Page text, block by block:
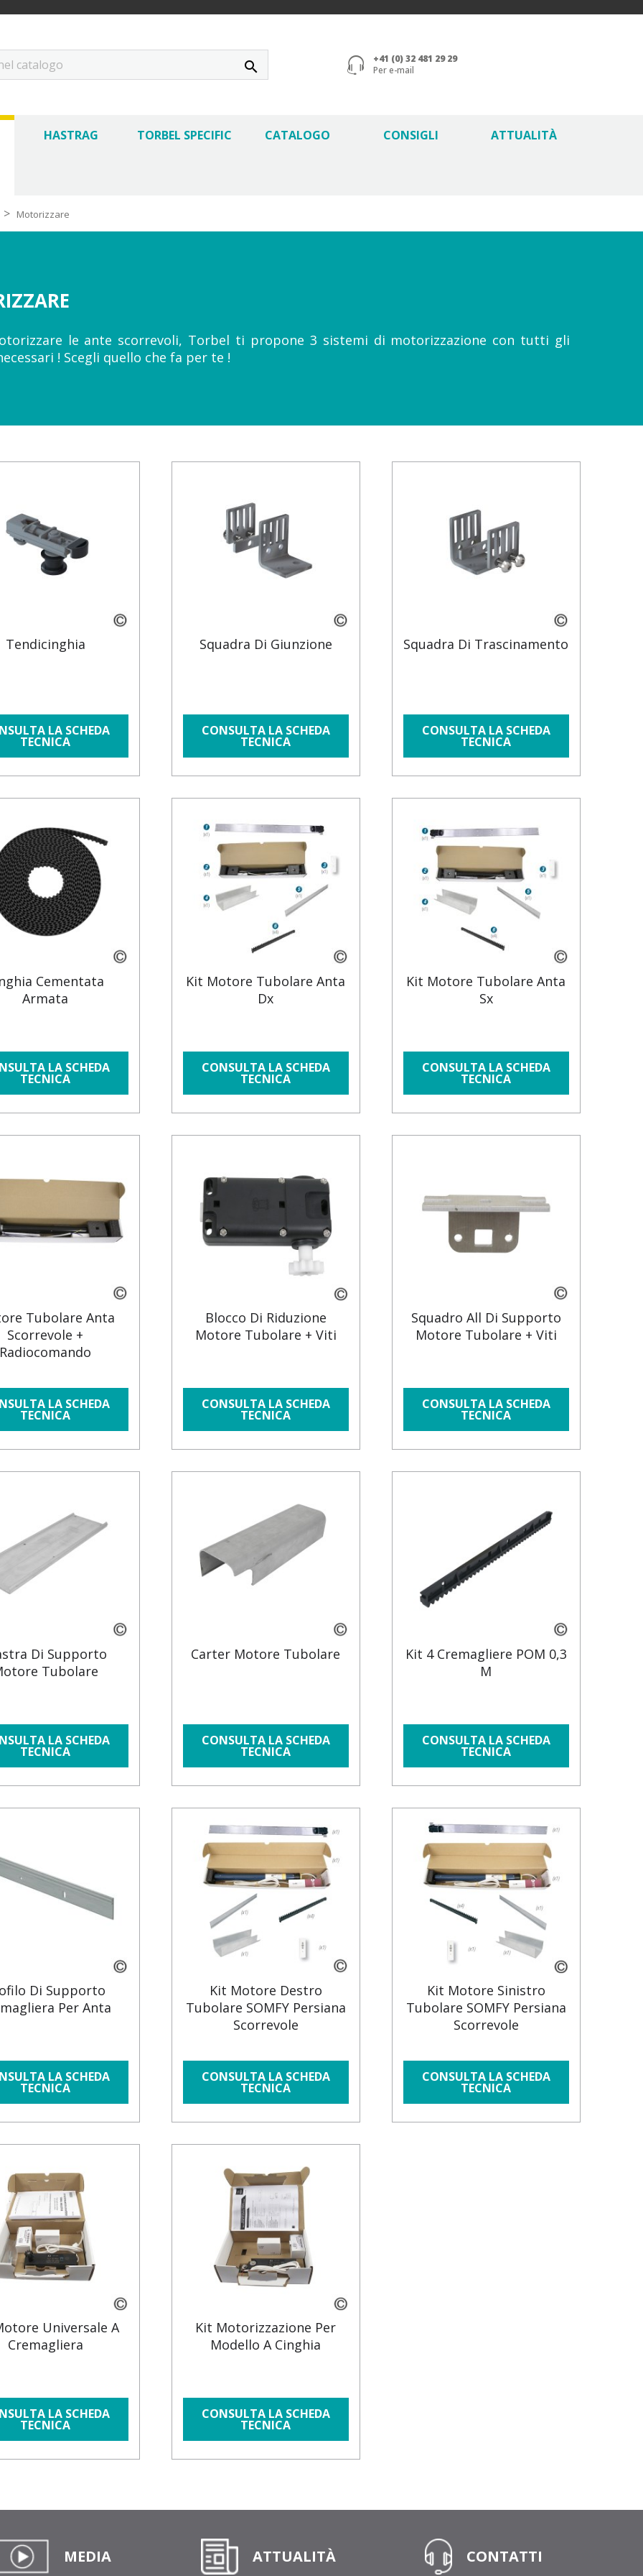
search
+41 (0) 32 481 29 29
Per e-mail
HASTRAG TORBEL SPECIFIC CATALOGO CONSIGLI ATTUALITÀ
Motorizzare
le ante scorrevoli, Torbel ti propone 3 sistemi di motorizzazione con tutti gli
! Scegli quello che fa per te !
Tendicinghia
LA SCHEDA
TECNICA
Squadra Di Giunzione
CONSULTA LA SCHEDA
TECNICA
Squadra Di Trascinamento
CONSULTA LA SCHEDA
TECNICA
Cementata
Armata
LA SCHEDA
TECNICA
Kit Motore Tubolare Anta
Dx
CONSULTA LA SCHEDA
TECNICA
Kit Motore Tubolare Anta
Sx
CONSULTA LA SCHEDA
TECNICA
Tubolare Anta
Scorrevole +
Radiocomando
LA SCHEDA
TECNICA
Blocco Di Riduzione
Motore Tubolare + Viti
CONSULTA LA SCHEDA
TECNICA
Squadro All Di Supporto
Motore Tubolare + Viti
CONSULTA LA SCHEDA
TECNICA
Di Supporto
Tubolare
LA SCHEDA
TECNICA
Carter Motore Tubolare
CONSULTA LA SCHEDA
TECNICA
Kit 4 Cremagliere POM 0,3
M
CONSULTA LA SCHEDA
TECNICA
Di Supporto
Per Anta
LA SCHEDA
TECNICA
Kit Motore Destro
Tubolare SOMFY Persiana
Scorrevole
CONSULTA LA SCHEDA
TECNICA
Kit Motore Sinistro
Tubolare SOMFY Persiana
Scorrevole
CONSULTA LA SCHEDA
TECNICA
Universale A
Cremagliera
LA SCHEDA
TECNICA
Kit Motorizzazione Per
Modello A Cinghia
CONSULTA LA SCHEDA
TECNICA
MEDIA ATTUALITÀ CONTATTI